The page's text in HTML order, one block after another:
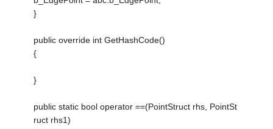
}
public override int GetHashCode()
{
}
public static bool operator ==(PointStruct rhs, PointSt
ruct rhs1)